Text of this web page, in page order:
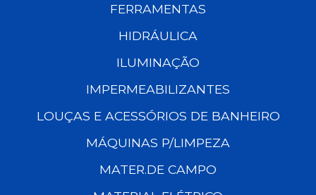
FERRAMENTAS
HIDRÁULICA
ILUMINAÇÃO
IMPERMEABILIZANTES
LOUÇAS E ACESSÓRIOS DE BANHEIRO
MÁQUINAS P/LIMPEZA
MATER.DE CAMPO